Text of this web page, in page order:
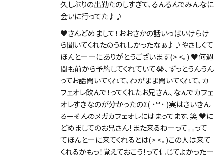
久しぶりの出勤たのしすぎて、るんるんでみんなに
会いに行ってた♪♪
♥さんどめまして！おおさかの話いっぱいけらけ
ら聞いてくれたのうれしかったなぁ♪♪やさしくて
ほんとーーにありがとうございます(> <｡) ♥何週
間も前から予約してくれていて😭、ずっとうんうん
ってお話聞いてくれて、わがまま聞いてくれて、カ
フェオレ飲んで！ってくれたお兄さん、なんでカフェ
オレすきなのが分かったのΣ( ˙꒳​˙ )実はさいきん
ろーそんのメガカフェオレにはまってます、笑 ♥に
どめましてのお兄さん！また来るねーって言って
てほんとーに来てくれるとは(> <｡)この人は来て
くれるかもっ！覚えておこう！って信じてよかったー